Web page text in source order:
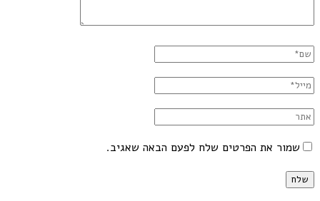
שמור את הפרטים שלח לפעם הבאה שאגיב.